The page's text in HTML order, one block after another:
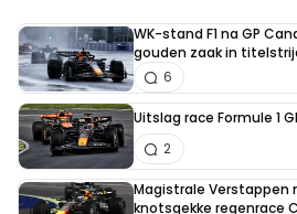
WK-stand F1 na GP
gouden zaak in
6
Uitslag race Formule 1
2
Magistrale Verstappen
knotsgekke regenrace